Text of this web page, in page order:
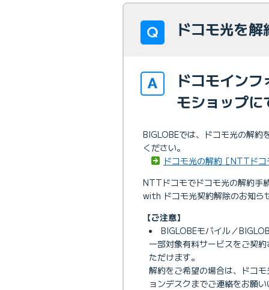
ドコモ光を解
ドコモイン
モショップ
BIGLOBEでは、ドコモ光の解約
ください。
ドコモ光の解約［NTTド
NTTドコモでドコモ光の解約手
with ドコモ光契約解除のお知ら
【ご注意】
BIGLOBEモバイル／
一部対象有料サービスをご契
ただけます。
解約をご希望の場合は、ドコ
ョンデスクまでご連絡をお願